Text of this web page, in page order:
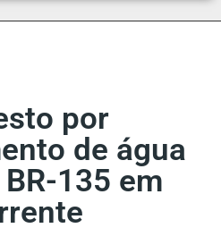
por
de água
135 em